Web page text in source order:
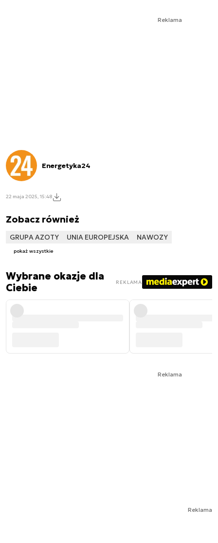
Reklama
Energetyka24
22 maja 2025, 15:48
Zobacz również
GRUPA AZOTY UNIA EUROPEJSKA NAWOZY
pokaż wszystkie
Wybrane okazje dla
Ciebie
REKLAMA
Reklama
Reklama